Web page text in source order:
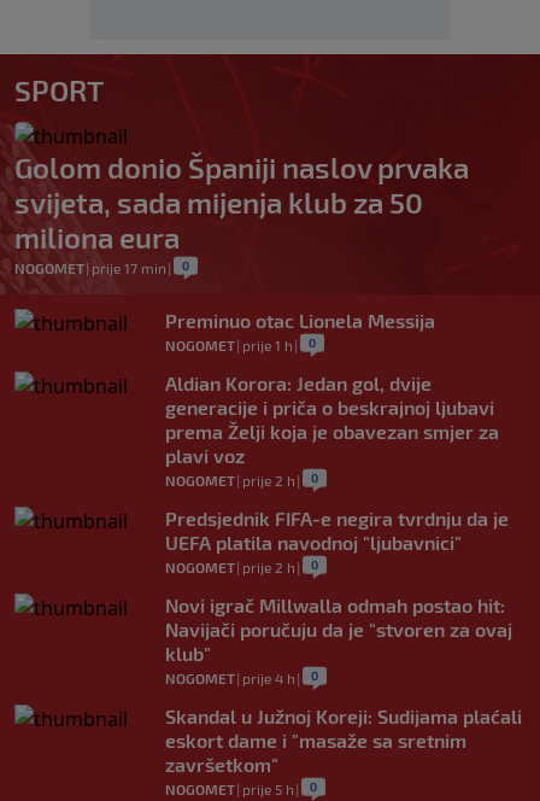
SPORT
Golom donio Španiji naslov prvaka
svijeta, sada mijenja klub za 50
miliona eura
NOGOMET| prije 17 min | 0
Preminuo otac Lionela Messija
NOGOMET| prije 1 h | 0
Aldian Korora: Jedan gol, dvije
generacije i priča o beskrajnoj ljubavi
prema Želji koja je obavezan smjer za
plavi voz
NOGOMET| prije 2 h | 0
Predsjednik FIFA-e negira tvrdnju da je
UEFA platila navodnoj "ljubavnici"
NOGOMET| prije 2 h | 0
Novi igrač Millwalla odmah postao hit:
Navijači poručuju da je "stvoren za ovaj
klub"
NOGOMET| prije 4 h | 0
Skandal u Južnoj Koreji: Sudijama plaćali
eskort dame i "masaže sa sretnim
završetkom"
NOGOMET| prije 5 h | 0